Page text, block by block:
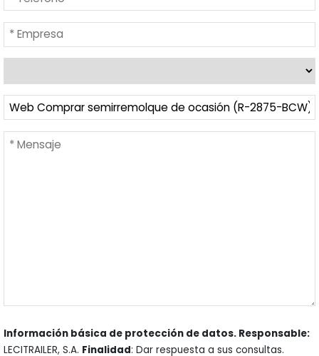
Información básica de protección de datos. Responsable:
LECITRAILER, S.A. Finalidad: Dar respuesta a sus consultas.